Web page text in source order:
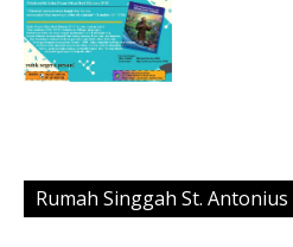
Rumah Singgah St. Antonius